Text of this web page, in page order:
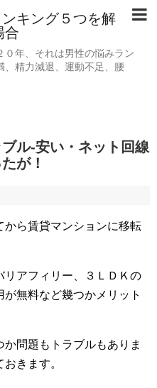
キング５つを解
合
年、それは男性の悩みラン
、精力減退、運動不足、腰
ル-安い・ネット回線
が！
から賃貸マンションに移転
アフィリー、３ＬＤＫの
無料など幾つかメリット
問題もトラブルもありま
きます。